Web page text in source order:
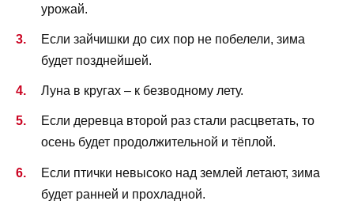
урожай.
Если зайчишки до сих пор не побелели, зима
будет позднейшей.
Луна в кругах – к безводному лету.
Если деревца второй раз стали расцветать, то
осень будет продолжительной и тёплой.
Если птички невысоко над землей летают, зима
будет ранней и прохладной.